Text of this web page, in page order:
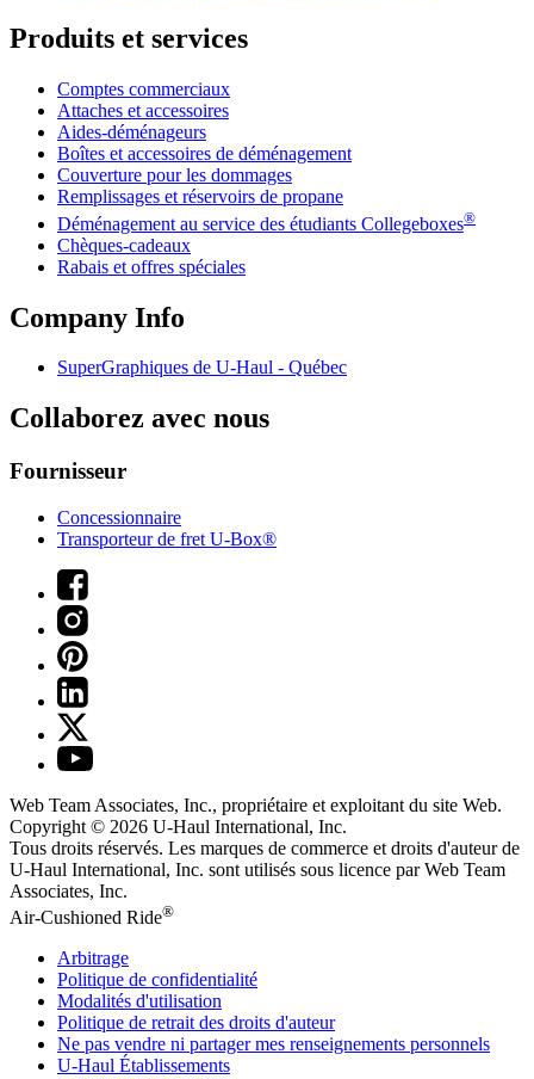
Produits et services
Comptes commerciaux
Attaches et accessoires
Aides-déménageurs
Boîtes et accessoires de déménagement
Couverture pour les dommages
Remplissages et réservoirs de propane
Déménagement au service des étudiants Collegeboxes®
Chèques-cadeaux
Rabais et offres spéciales
Company Info
SuperGraphiques de U-Haul - Québec
Collaborez avec nous
Fournisseur
Concessionnaire
Transporteur de fret U-Box®
Web Team Associates, Inc., propriétaire et exploitant du site Web.
Copyright © 2026 U-Haul International, Inc.
Tous droits réservés. Les marques de commerce et droits d'auteur de
U-Haul International, Inc. sont utilisés sous licence par Web Team
Associates, Inc.
Air-Cushioned Ride®
Arbitrage
Politique de confidentialité
Modalités d'utilisation
Politique de retrait des droits d'auteur
Ne pas vendre ni partager mes renseignements personnels
U-Haul Établissements